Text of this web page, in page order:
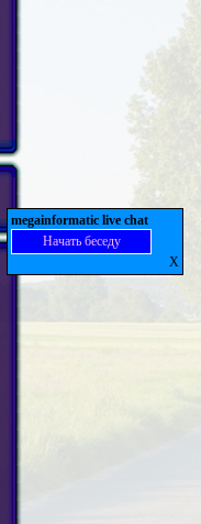
megainformatic live chat
Начать беседу
X